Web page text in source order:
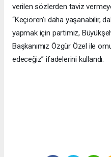
verilen sözlerden taviz
“Keçiören’i daha yaşanabilir,
yapmak için partimiz,
Başkanımız Özgür Özel ile
edeceğiz” ifadelerini kullandı.